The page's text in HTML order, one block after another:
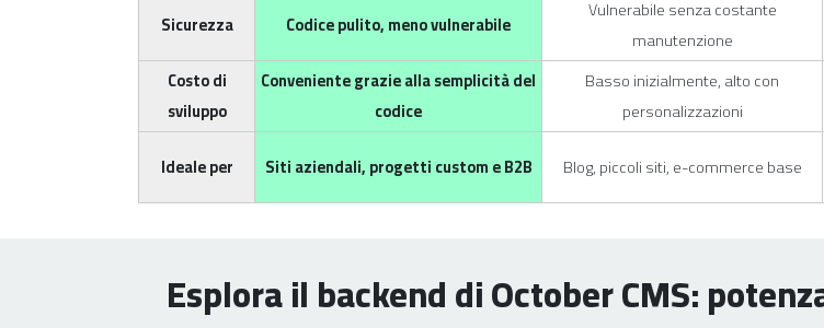
Sicurezza
Codice pulito, meno vulnerabile
Vulnerabile senza costante
manutenzione
Costo di
sviluppo
Conveniente grazie alla semplicità del
codice
Basso inizialmente, alto con
personalizzazioni
Ideale per
Siti aziendali, progetti custom e B2B Blog, piccoli siti, e-commerce base
Esplora il backend di October CMS: